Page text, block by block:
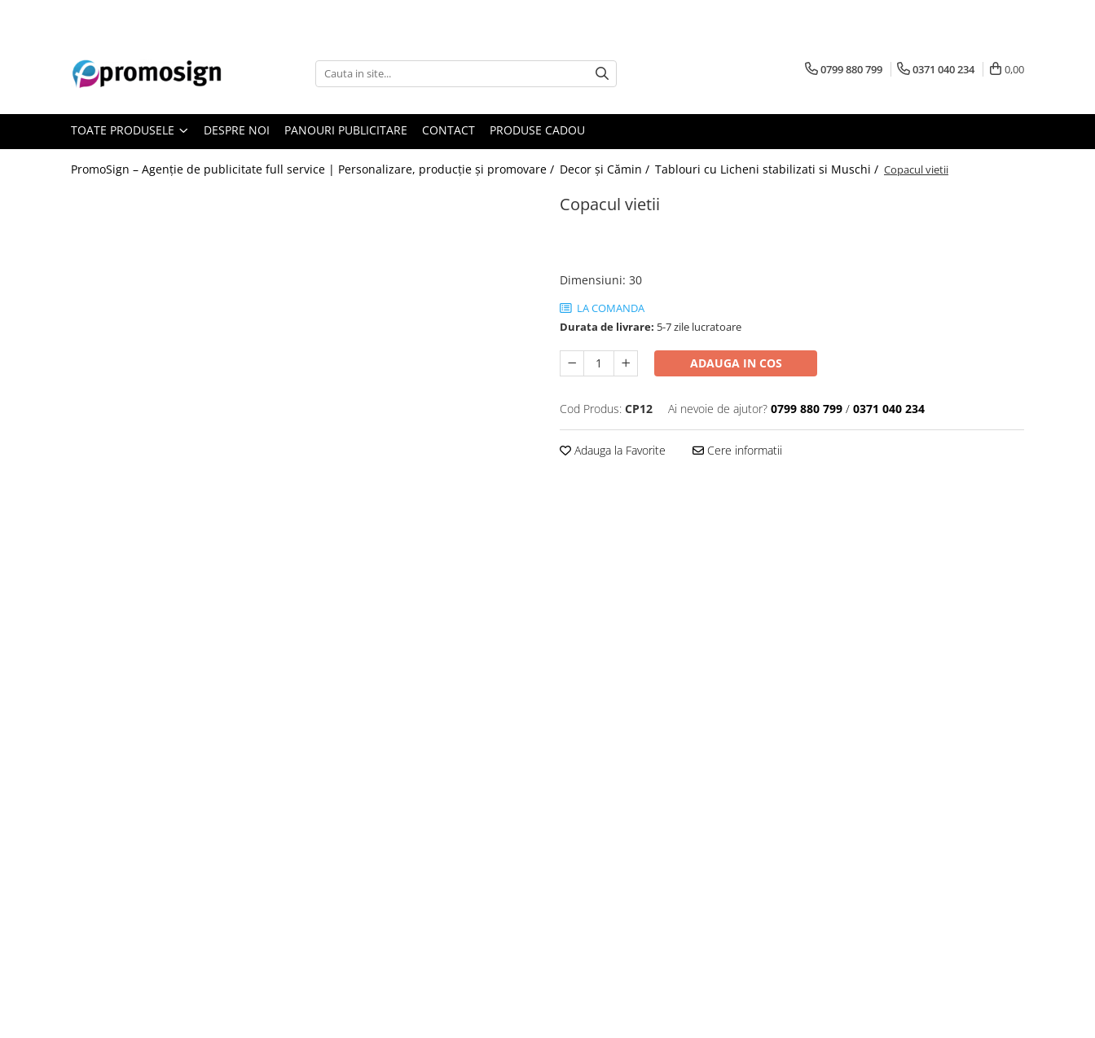
0799 880 799 0371 040 234 0,00
TOATE PRODUSELE DESPRE NOI PANOURI PUBLICITARE CONTACT PRODUSE CADOU
PromoSign – Agenție de publicitate full service | Personalizare, producție și promovare / Decor și Cămin / Tablouri cu Licheni stabilizati si Muschi / Copacul vietii
Copacul vietii
Dimensiuni: 30
LA COMANDA
Durata de livrare: 5-7 zile lucratoare
ADAUGA IN COS
Cod Produs: CP12 Ai nevoie de ajutor? 0799 880 799 / 0371 040 234
Adauga la Favorite Cere informatii